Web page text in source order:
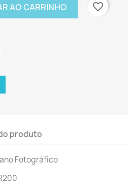
AO CARRINHO favorite_border
produto
Fotográfico